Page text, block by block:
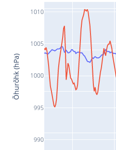
990
995
1000
1005
1010
Õhurõhk (hPa)